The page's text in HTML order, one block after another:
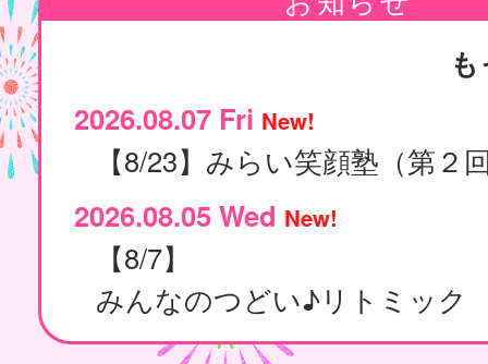
2026.08.07 Fri New!
【8/23】みらい笑顔塾（第２
2026.08.05 Wed New!
【8/7】
みんなのつどい♪リトミック